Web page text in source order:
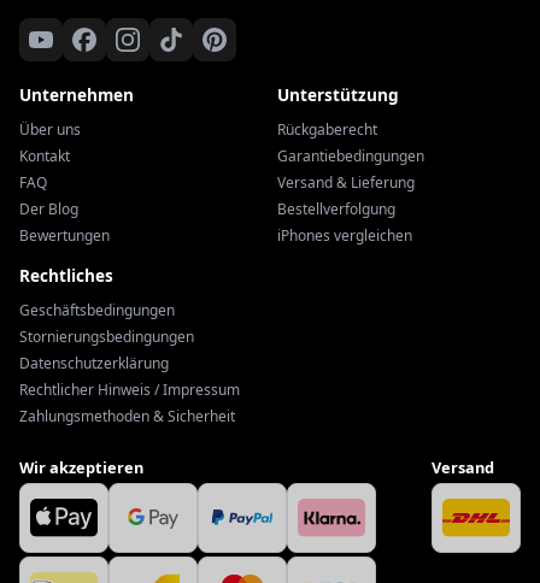
Unternehmen
Über uns
Kontakt
FAQ
Der Blog
Bewertungen
Unterstützung
Rückgaberecht
Garantiebedingungen
Versand & Lieferung
Bestellverfolgung
iPhones vergleichen
Rechtliches
Geschäftsbedingungen
Stornierungsbedingungen
Datenschutzerklärung
Rechtlicher Hinweis / Impressum
Zahlungsmethoden & Sicherheit
Wir akzeptieren Versand